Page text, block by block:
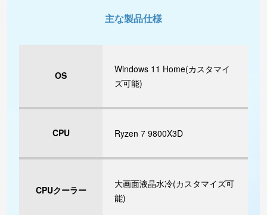
主な製品仕様
OS
Windows 11 Home(カスタマイ
ズ可能)
CPU Ryzen 7 9800X3D
CPUクーラー
大画面液晶水冷(カスタマイズ可
能)